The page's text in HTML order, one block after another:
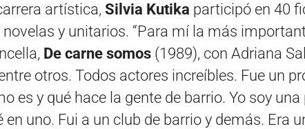
artística, Silvia Kutika participó en 40
y unitarios. “Para mí la más
De carne somos (1989), con Adriana
otros. Todos actores increíbles. Fue un
es y qué hace la gente de barrio. Yo soy una
en uno. Fui a un club de barrio y demás. Era